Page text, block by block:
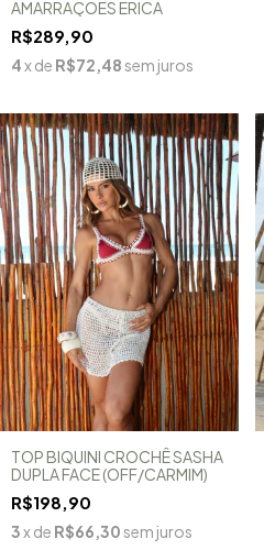
AMARRAÇÕES ERICA
R$289,90
4x de R$72,48 sem juros
TOP BIQUINI CROCHÊ SASHA
DUPLA FACE (OFF/CARMIM)
R$198,90
3x de R$66,30 sem juros